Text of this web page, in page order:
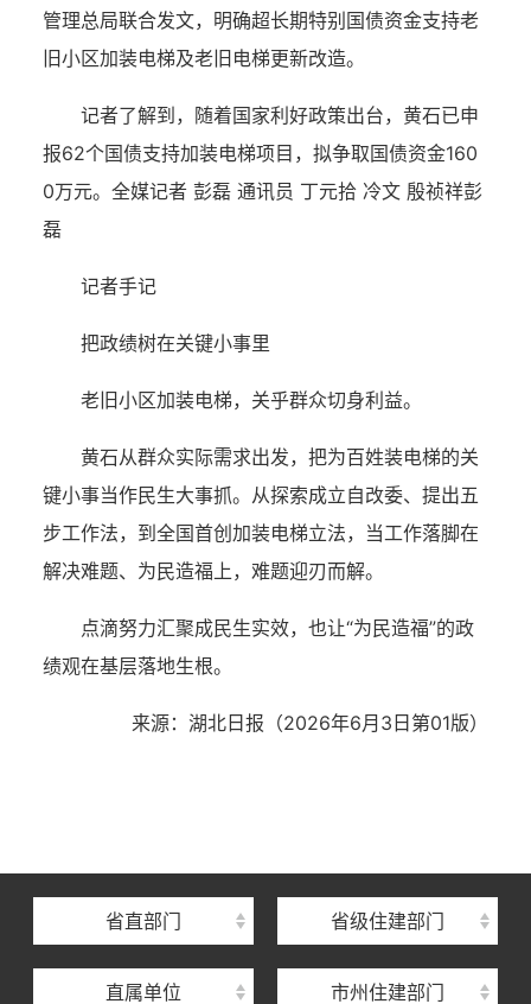
管理总局联合发文，明确超长期特别国债资金支持老
旧小区加装电梯及老旧电梯更新改造。
记者了解到，随着国家利好政策出台，黄石已申
报62个国债支持加装电梯项目，拟争取国债资金160
0万元。 全媒记者 彭磊 通讯员 丁元拾 冷文 殷祯祥彭
磊
记者手记
把政绩树在关键小事里
老旧小区加装电梯，关乎群众切身利益。
黄石从群众实际需求出发，把为百姓装电梯的关
键小事当作民生大事抓。从探索成立自改委、提出五
步工作法，到全国首创加装电梯立法，当工作落脚在
解决难题、为民造福上，难题迎刃而解。
点滴努力汇聚成民生实效，也让“为民造福”的政
绩观在基层落地生根。
来源： 湖北日报（2026年6月3日 第01版）
省直部门 省级住建部门
直属单位
湖北省住房保障中心
湖北省建设工程质量安全监督总站
湖北省建设工程标准定额管理总站 市州住建部门